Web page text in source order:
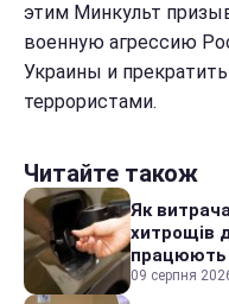
этим Минкульт
военную агрессию
Украины и
террористами.
Читайте також
Як
хитрощів
працюють
09 серпня